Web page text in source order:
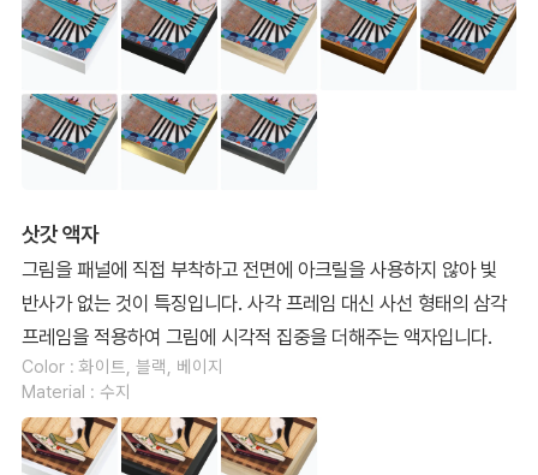
삿갓 액자
그림을 패널에 직접 부착하고 전면에 아크릴을 사용하지 않아 빛
반사가 없는 것이 특징입니다. 사각 프레임 대신 사선 형태의 삼각
프레임을 적용하여 그림에 시각적 집중을 더해주는 액자입니다.
Color : 화이트, 블랙, 베이지
Material : 수지